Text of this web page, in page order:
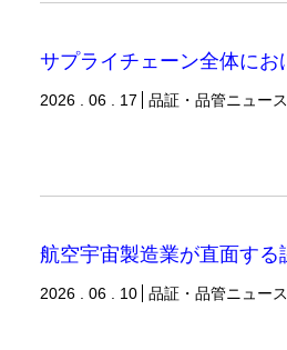
2026 . 06 . 17 品証・品管ニュース
2026 . 06 . 10 品証・品管ニュース